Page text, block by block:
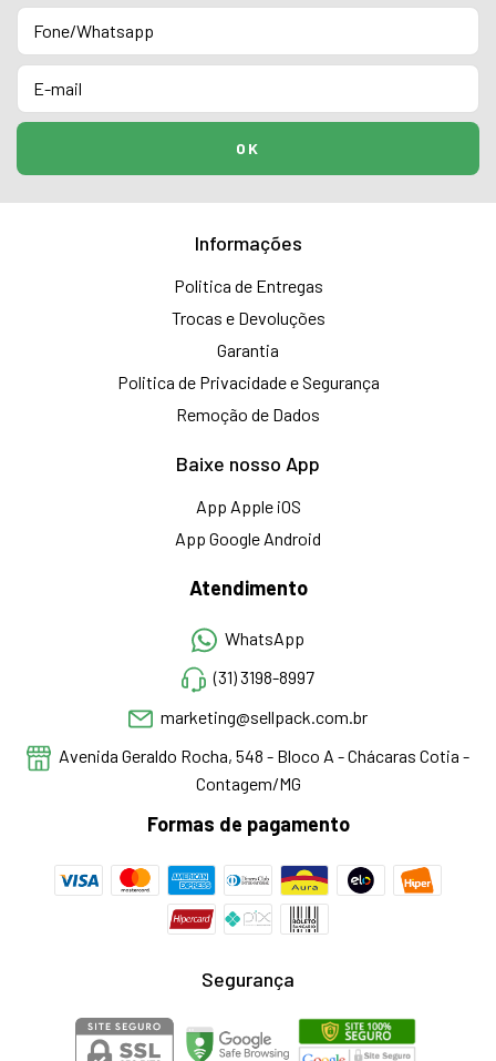
Informações
Politica de Entregas
Trocas e Devoluções
Garantia
Politica de Privacidade e Segurança
Remoção de Dados
Baixe nosso App
App Apple iOS
App Google Android
Atendimento
WhatsApp
(31) 3198-8997
marketing@sellpack.com.br
Avenida Geraldo Rocha, 548 - Bloco A - Chácaras Cotia -
Contagem/MG
Formas de pagamento
Segurança